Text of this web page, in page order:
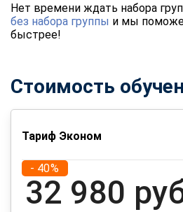
Нет времени ждать набора
без набора группы и мы
быстрее!
Стоимость
Тариф Эконом
- 40%
32 980